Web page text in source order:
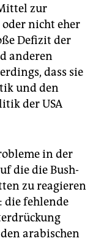
zur
nicht eher
Defizit der
anderen
dass sie
und den
der USA
in der
die die Bush-
zu reagieren
die fehlende
arabischen